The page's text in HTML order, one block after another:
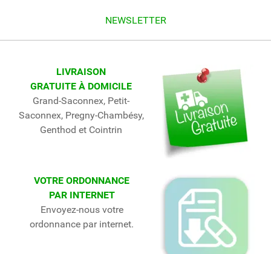
NEWSLETTER
LIVRAISON
GRATUITE À DOMICILE
Grand-Saconnex, Petit-
Saconnex, Pregny-Chambésy,
Genthod et Cointrin
VOTRE ORDONNANCE
PAR INTERNET
Envoyez-nous votre
ordonnance par internet.